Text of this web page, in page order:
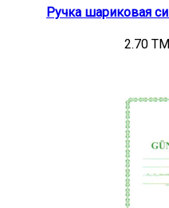
Ручка шариковая
2.70